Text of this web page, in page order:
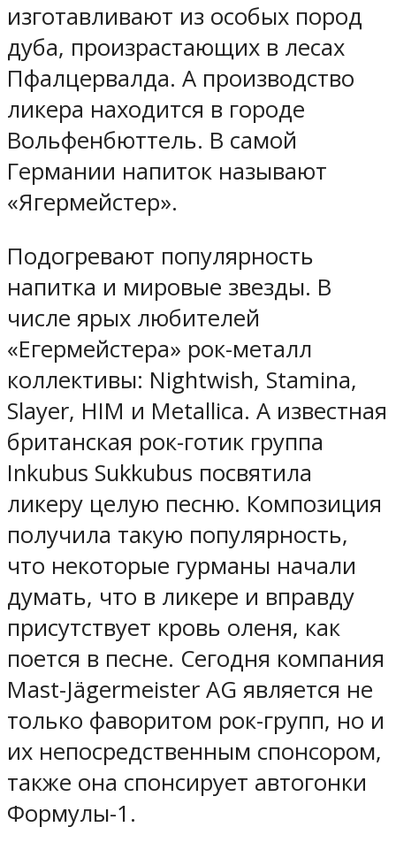
изготавливают из особых пород
дуба, произрастающих в лесах
Пфалцервалда. А производство
ликера находится в городе
Вольфенбюттель. В самой
Германии напиток называют
«Ягермейстер».
Подогревают популярность
напитка и мировые звезды. В
числе ярых любителей
«Егермейстера» рок-металл
коллективы: Nightwish, Stamina,
Slayer, HIM и Metallica. А известная
британская рок-готик группа
Inkubus Sukkubus посвятила
ликеру целую песню. Композиция
получила такую популярность,
что некоторые гурманы начали
думать, что в ликере и вправду
присутствует кровь оленя, как
поется в песне. Сегодня компания
Mast-Jägermeister AG является не
только фаворитом рок-групп, но и
их непосредственным спонсором,
также она спонсирует автогонки
Формулы-1.